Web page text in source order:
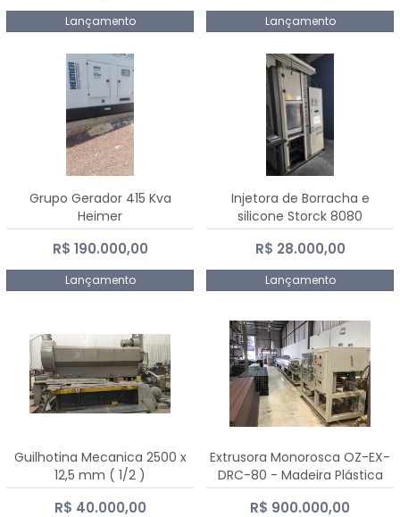
Lançamento Lançamento
Grupo Gerador 415 Kva
Heimer
R$ 190.000,00
Lançamento
Injetora de Borracha e
silicone Storck 8080
R$ 28.000,00
Lançamento
Guilhotina Mecanica 2500 x
12,5 mm ( 1/2 )
R$ 40.000,00
Extrusora Monorosca OZ-EX-
DRC-80 - Madeira Plástica
R$ 900.000,00